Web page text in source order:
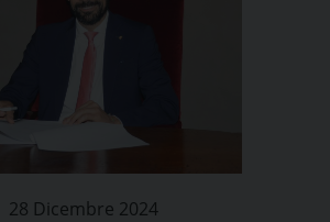
28 Dicembre 2024